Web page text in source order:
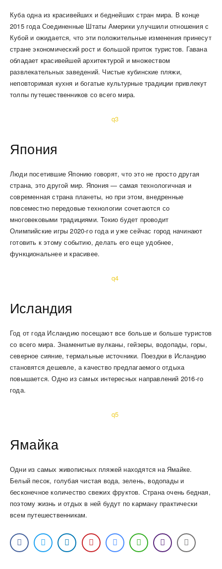
Куба одна из красивейших и беднейших стран мира. В конце
2015 года Соединенные Штаты Америки улучшили отношения с
Кубой и ожидается, что эти положительные изменения принесут
стране экономический рост и большой приток туристов. Гавана
обладает красивейшей архитектурой и множеством
развлекательных заведений. Чистые кубинские пляжи,
неповторимая кухня и богатые культурные традиции привлекут
толпы путешественников со всего мира.
Япония
Люди посетившие Японию говорят, что это не просто другая
страна, это другой мир. Япония — самая технологичная и
современная страна планеты, но при этом, внедренные
повсеместно передовые технологии сочетаются со
многовековыми традициями. Токио будет проводит
Олимпийские игры 2020-го года и уже сейчас город начинают
готовить к этому событию, делать его еще удобнее,
функциональнее и красивее.
Исландия
Год от года Исландию посещают все больше и больше туристов
со всего мира. Знаменитые вулканы, гейзеры, водопады, горы,
северное сияние, термальные источники. Поездки в Исландию
становятся дешевле, а качество предлагаемого отдыха
повышается. Одно из самых интересных направлений 2016-го
года.
Ямайка
Одни из самых живописных пляжей находятся на Ямайке.
Белый песок, голубая чистая вода, зелень, водопады и
бесконечное количество свежих фруктов. Страна очень бедная,
поэтому жизнь и отдых в ней будут по карману практически
всем путешественникам.